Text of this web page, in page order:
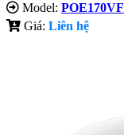
Model: POE170VF
Giá: Liên hệ